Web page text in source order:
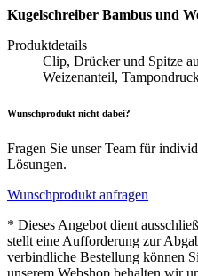
Kugelschreiber Bambus und
Produktdetails
Clip, Drücker und Spitze
Weizenanteil,
Wunschprodukt nicht dabei?
Fragen Sie unser Team für
Lösungen.
Wunschprodukt anfragen
* Dieses Angebot dient
stellt eine Aufforderung zur
verbindliche Bestellung können